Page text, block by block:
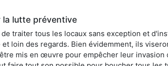
la lutte préventive
traiter tous les locaux sans exception et
loin des regards. Bien évidemment, ils
mis en œuvre pour empêcher leur